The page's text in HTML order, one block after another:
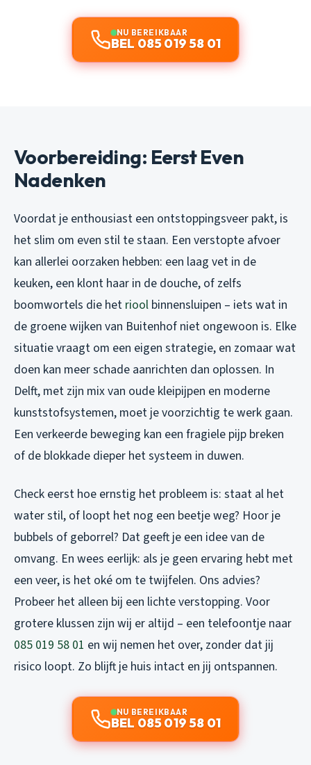
NU BEREIKBAAR
BEL 085 019 58 01
Voorbereiding: Eerst Even
Nadenken
Voordat je enthousiast een ontstoppingsveer pakt, is
het slim om even stil te staan. Een verstopte afvoer
kan allerlei oorzaken hebben: een laag vet in de
keuken, een klont haar in de douche, of zelfs
boomwortels die het riool binnensluipen – iets wat in
de groene wijken van Buitenhof niet ongewoon is. Elke
situatie vraagt om een eigen strategie, en zomaar wat
doen kan meer schade aanrichten dan oplossen. In
Delft, met zijn mix van oude kleipijpen en moderne
kunststofsystemen, moet je voorzichtig te werk gaan.
Een verkeerde beweging kan een fragiele pijp breken
of de blokkade dieper het systeem in duwen.
Check eerst hoe ernstig het probleem is: staat al het
water stil, of loopt het nog een beetje weg? Hoor je
bubbels of geborrel? Dat geeft je een idee van de
omvang. En wees eerlijk: als je geen ervaring hebt met
een veer, is het oké om te twijfelen. Ons advies?
Probeer het alleen bij een lichte verstopping. Voor
grotere klussen zijn wij er altijd – een telefoontje naar
085 019 58 01 en wij nemen het over, zonder dat jij
risico loopt. Zo blijft je huis intact en jij ontspannen.
NU BEREIKBAAR
BEL 085 019 58 01